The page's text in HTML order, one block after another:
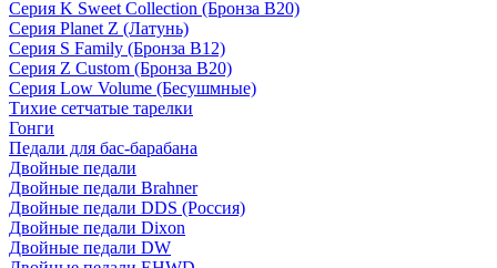
Серия K Sweet Collection (Бронза B20)
Серия Planet Z (Латунь)
Серия S Family (Бронза B12)
Серия Z Custom (Бронза B20)
Серия Low Volume (Бесушмные)
Тихие сетчатые тарелки
Гонги
Педали для бас-барабана
Двойные педали
Двойные педали Brahner
Двойные педали DDS (Россия)
Двойные педали Dixon
Двойные педали DW